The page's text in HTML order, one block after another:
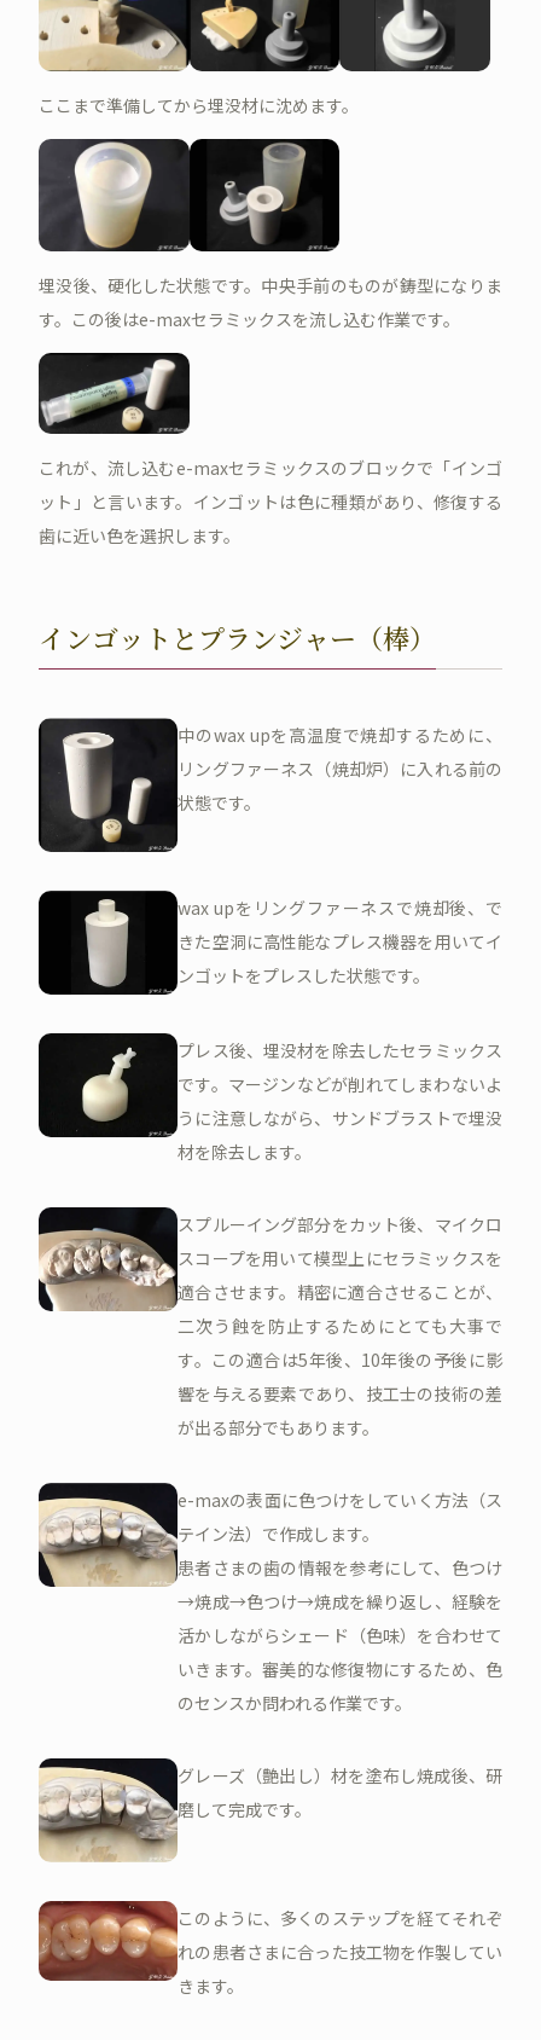
ここまで準備してから埋没材に沈めます。
埋没後、硬化した状態です。中央手前のものが鋳型になりま
す。この後はe-maxセラミックスを流し込む作業です。
これが、流し込むe-maxセラミックスのブロックで「インゴ
ット」と言います。インゴットは色に種類があり、修復する
歯に近い色を選択します。
インゴットとプランジャー（棒）
中のwax upを高温度で焼却するために、
リングファーネス（焼却炉）に入れる前の
状態です。
wax upをリングファーネスで焼却後、で
きた空洞に高性能なプレス機器を用いてイ
ンゴットをプレスした状態です。
プレス後、埋没材を除去したセラミックス
です。マージンなどが削れてしまわないよ
うに注意しながら、サンドブラストで埋没
材を除去します。
スプルーイング部分をカット後、マイクロ
スコープを用いて模型上にセラミックスを
適合させます。精密に適合させることが、
二次う蝕を防止するためにとても大事で
す。この適合は5年後、10年後の予後に影
響を与える要素であり、技工士の技術の差
が出る部分でもあります。
e-maxの表面に色つけをしていく方法（ス
テイン法）で作成します。
患者さまの歯の情報を参考にして、色つけ
→焼成→色つけ→焼成を繰り返し、経験を
活かしながらシェード（色味）を合わせて
いきます。審美的な修復物にするため、色
のセンスか問われる作業です。
グレーズ（艶出し）材を塗布し焼成後、研
磨して完成です。
このように、多くのステップを経てそれぞ
れの患者さまに合った技工物を作製してい
きます。